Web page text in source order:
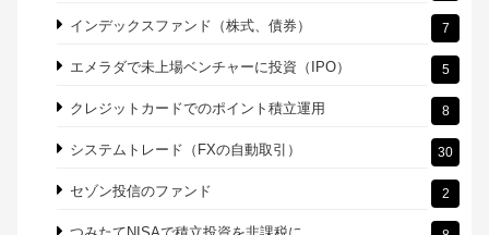
20代からの個人の資産運用 618
SBI証券、楽天証券はおすすめ。記事の作成日:2021年11
月19日
38
インヴァスト証券（マネーハッチ） 15